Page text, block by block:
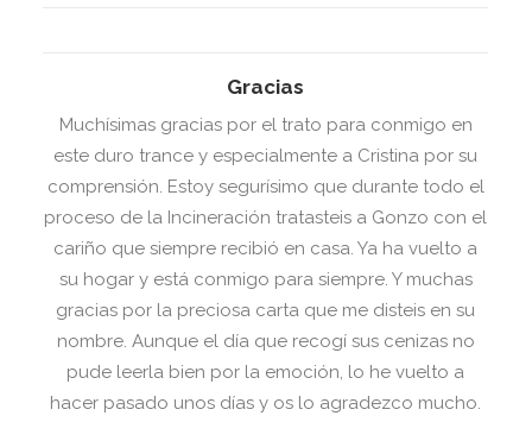
Gracias
Muchísimas gracias por el trato para conmigo en
este duro trance y especialmente a Cristina por su
comprensión. Estoy segurísimo que durante todo el
proceso de la Incineración tratasteis a Gonzo con el
cariño que siempre recibió en casa. Ya ha vuelto a
su hogar y está conmigo para siempre. Y muchas
gracias por la preciosa carta que me disteis en su
nombre. Aunque el día que recogí sus cenizas no
pude leerla bien por la emoción, lo he vuelto a
hacer pasado unos días y os lo agradezco mucho.